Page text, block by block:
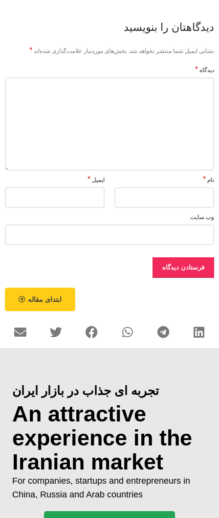
دیدگاهتان را بنویسید
نشانی ایمیل شما منتشر نخواهد شد. بخش‌های موردنیاز علامت‌گذاری شده‌اند *
دیدگاه *
نام * ایمیل *
وب‌ سایت
ابتدای مقاله
تجربه ای جذاب در بازار ایران
An attractive
experience in the
Iranian market
For companies, startups and entrepreneurs in
China, Russia and Arab countries